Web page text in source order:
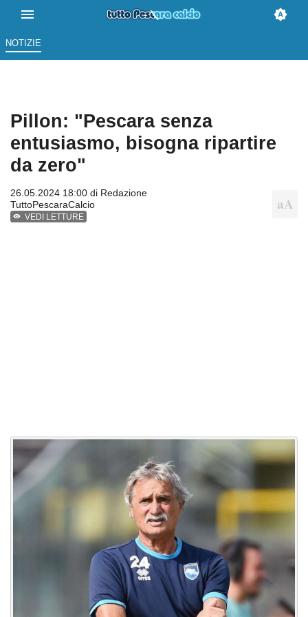
NOTIZIE
Pillon: "Pescara senza
entusiasmo, bisogna ripartire
da zero"
26.05.2024 18:00 di Redazione
TuttoPescaraCalcio
VEDI LETTURE